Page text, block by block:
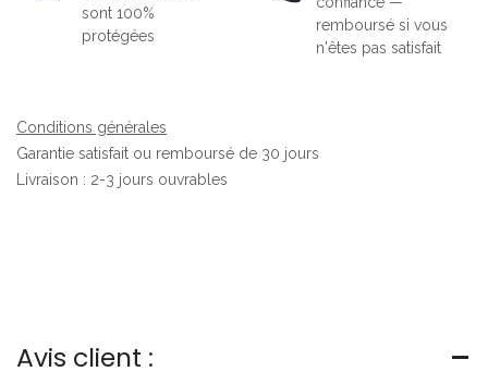
sont 100%
protégées
remboursé si vous
n'êtes pas satisfait
Conditions générales
Garantie satisfait ou remboursé de 30 jours
Livraison : 2-3 jours ouvrables
Avis client :